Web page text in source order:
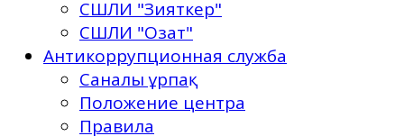
СШЛИ "Зияткер"
СШЛИ "Озат"
Антикоррупционная служба
Саналы ұрпақ
Положение центра
Правила